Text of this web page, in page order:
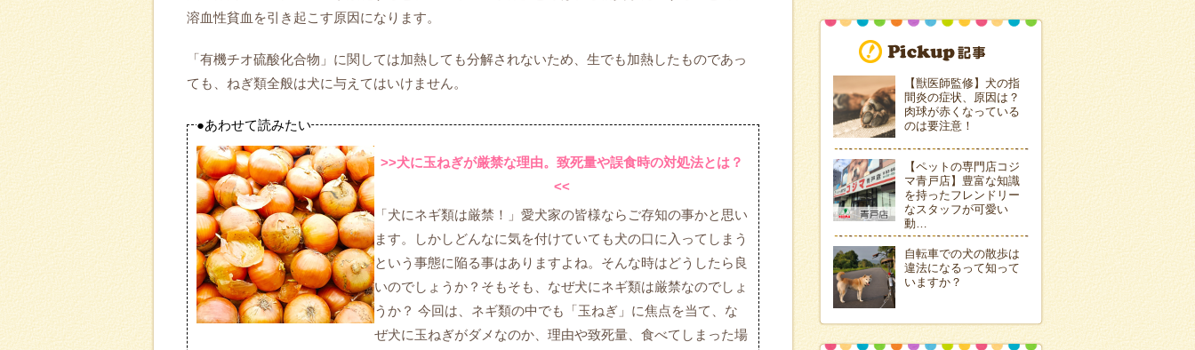
溶血性貧血を引き起こす原因になります。
「有機チオ硫酸化合物」に関しては加熱しても分解されないため、生でも加熱したものであっ
ても、ねぎ類全般は犬に与えてはいけません。
●あわせて読みたい
>>犬に玉ねぎが厳禁な理由。致死量や誤食時の対処法とは？
<<
「犬にネギ類は厳禁！」愛犬家の皆様ならご存知の事かと思い
ます。しかしどんなに気を付けていても犬の口に入ってしまう
という事態に陥る事はありますよね。そんな時はどうしたら良
いのでしょうか？そもそも、なぜ犬にネギ類は厳禁なのでしょ
うか？ 今回は、ネギ類の中でも「玉ねぎ」に焦点を当て、な
ぜ犬に玉ねぎがダメなのか、理由や致死量、食べてしまった場
【獣医師監修】犬の指
間炎の症状、原因は？
肉球が赤くなっている
のは要注意！
【ペットの専門店コジ
マ青戸店】豊富な知識
を持ったフレンドリー
なスタッフが可愛い
動…
自転車での犬の散歩は
違法になるって知って
いますか？